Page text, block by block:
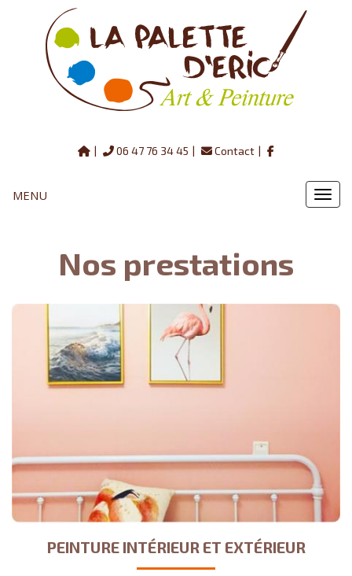
06 47 76 34 45 Contact
MENU
MENU
Nos prestations
PEINTURE INTÉRIEUR ET EXTÉRIEUR